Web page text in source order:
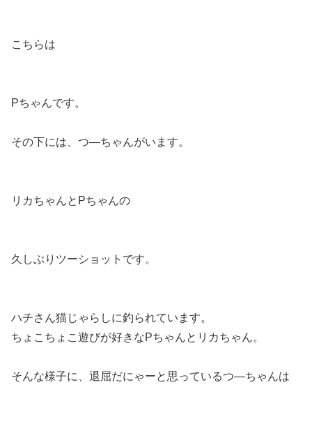
こちらは
Pちゃんです。
その下には、つ―ちゃんがいます。
リカちゃんとPちゃんの
久しぶりツーショットです。
ハチさん猫じゃらしに釣られています。
ちょこちょこ遊びが好きなPちゃんとリカちゃん。
そんな様子に、退屈だにゃーと思っているつ―ちゃんは